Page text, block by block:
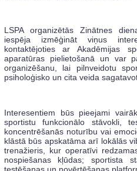
LSPA organizētās Zinātnes
iespēja izmēģināt viņus
kontaktējoties ar Akadēmijas
aparatūras pielietošanā un var
organizēšanu, lai pilnveidotu
psiholoģisko un cita veida
Interesentiem būs pieejami
sportistu funkcionālo stāvokli,
koncentrēšanās noturību vai
klāstā būs apskatāma arī lokālās
trenažieris, kur operatīvi
nospiešanas kļūdas; sportista